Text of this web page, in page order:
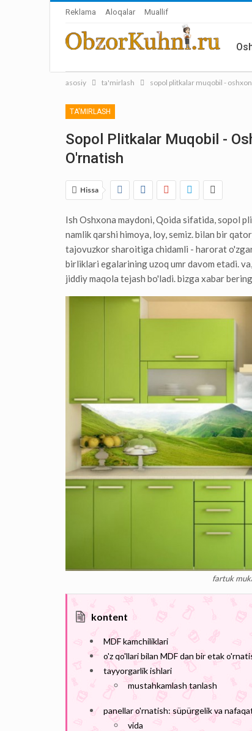
Reklama Aloqalar Muallif
asosiy ta'mirlash sopol plitkalar muqobil -
TA'MIRLASH
Sopol Plitkalar Muqobil -
O'rnatish
Hissa
Ish Oshxona maydoni, Qoida sifatida, sopol
namlik qarshi himoya, loy, semiz. bilan bir
tajovuzkor sharoitiga chidamli - harorat
birliklari egalarining uzoq umr davom etadi.
jiddiy maqola tejash bo'ladi. bizga xabar
fartuk
kontent
MDF kamchiliklari
o'z qo'llari bilan MDF dan bir etak
tayyorgarlik ishlari
mustahkamlash tanlash
panellar o'rnatish: süpürgelik va
vida